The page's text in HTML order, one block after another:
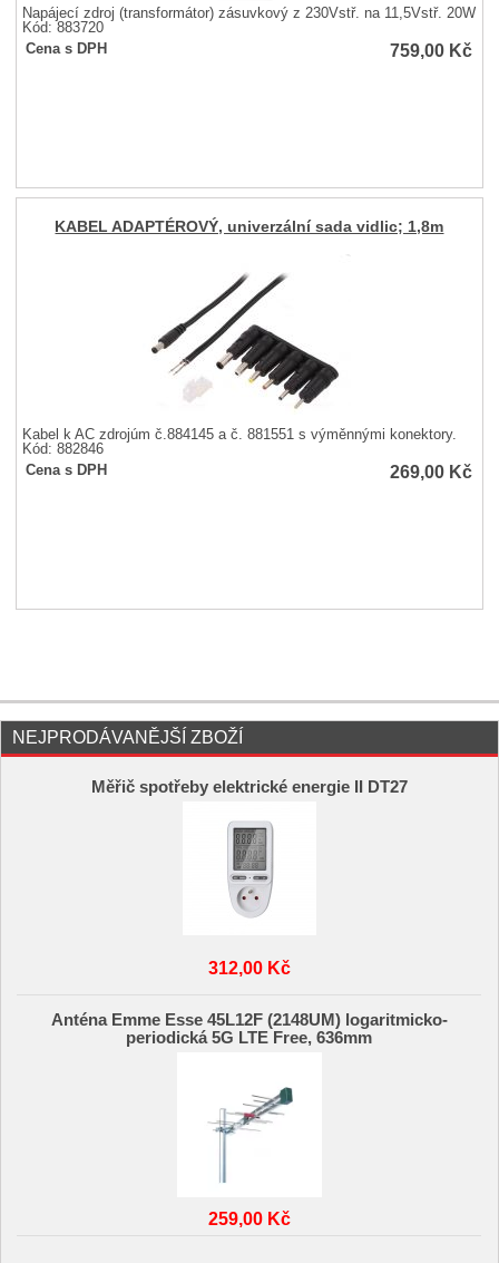
Napájecí zdroj (transformátor) zásuvkový z 230Vstř. na 11,5Vstř. 20W
Kód: 883720
Cena s DPH
759,00 Kč
KABEL ADAPTÉROVÝ, univerzální sada vidlic; 1,8m
Kabel k AC zdrojúm č.884145 a č. 881551 s výměnnými konektory.
Kód: 882846
Cena s DPH
269,00 Kč
NEJPRODÁVANĚJŠÍ ZBOŽÍ
Měřič spotřeby elektrické energie II DT27
312,00 Kč
Anténa Emme Esse 45L12F (2148UM) logaritmicko-
periodická 5G LTE Free, 636mm
259,00 Kč